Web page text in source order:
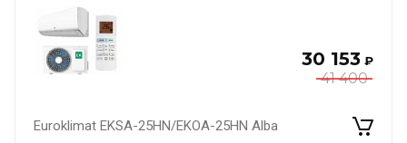
41 400
30 153 ₽
Euroklimat EKSA-25HN/EKOA-25HN Alba